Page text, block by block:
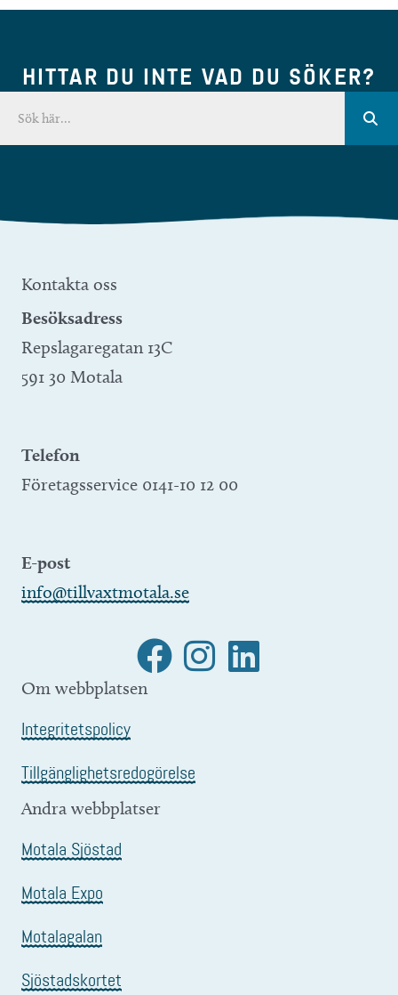
HITTAR DU INTE VAD DU SÖKER?
Kontakta oss
Besöksadress
Repslagaregatan 13C
591 30 Motala
Telefon
Företagsservice 0141-10 12 00
E-post
info@tillvaxtmotala.se
Om webbplatsen
Integritetspolicy
Tillgänglighetsredogörelse
Andra webbplatser
Motala Sjöstad
Motala Expo
Motalagalan
Sjöstadskortet